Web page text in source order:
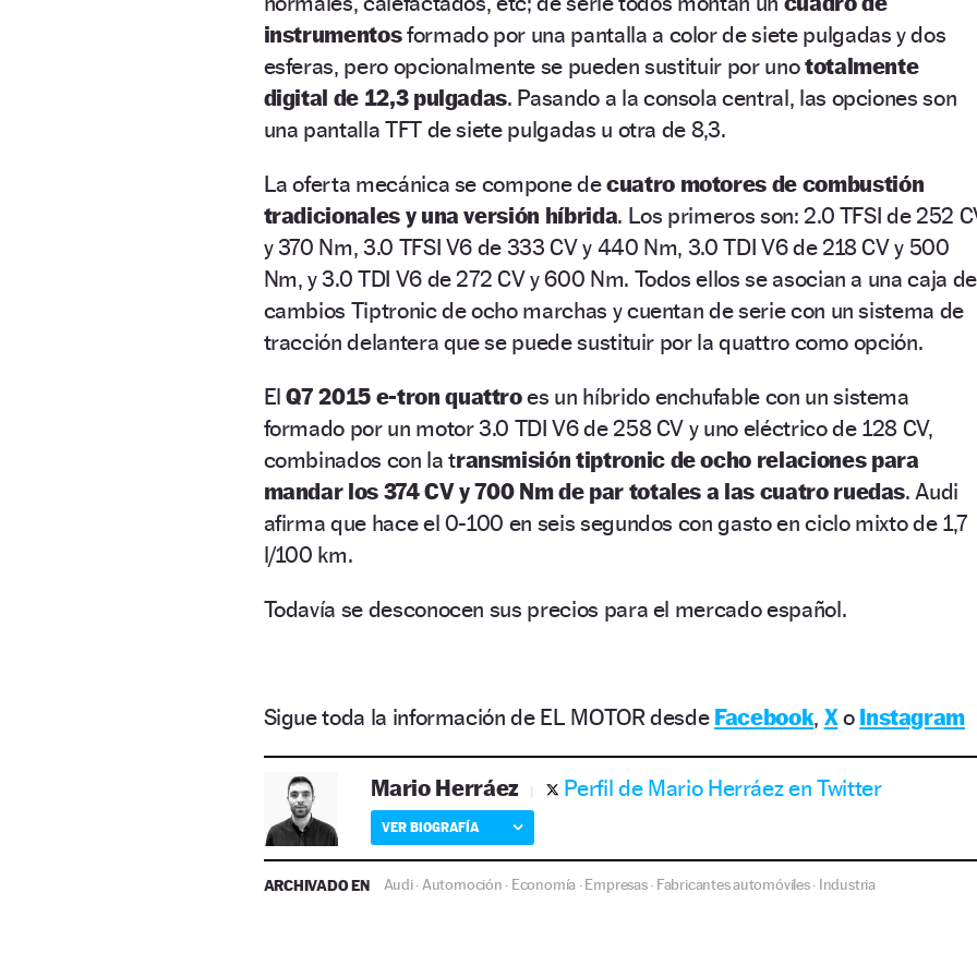
instrumentosformado por una pantalla a color de siete pulgadas y dos
esferas, pero opcionalmente se pueden sustituir por unototalmente
digital de 12,3 pulgadas. Pasando a la consola central, las opciones son
una pantalla TFT de siete pulgadas u otra de 8,3.
La oferta mecánica se compone decuatro motores de combustión
tradicionales y una versión híbrida. Los primeros son: 2.0 TFSI de 252
y 370 Nm, 3.0 TFSI V6 de 333 CV y 440 Nm, 3.0 TDI V6 de 218 CV y 500
Nm, y 3.0 TDI V6 de 272 CV y 600 Nm. Todos ellos se asocian a una caja de
cambios Tiptronic de ocho marchas y cuentan de serie con un sistema de
tracción delantera que se puede sustituir por la quattro como opción.
ElQ7 2015 e-tron quattroes un híbrido enchufable con un sistema
formado por un motor 3.0 TDI V6 de 258 CV y uno eléctrico de 128 CV,
combinados con la transmisión tiptronic de ocho relaciones para
mandar los 374 CV y 700 Nm de par totales a las cuatro ruedas. Audi
afirma que hace el 0-100 en seis segundos con gasto en ciclo mixto de 1,7
l/100 km.
Todavía se desconocen sus precios para el mercado español.
Sigue toda la información de EL MOTOR desde Facebook, Xo Instagram
Mario Herráez Perfil de Mario Herráez en Twitter
VER BIOGRAFÍA
ARCHIVADO EN Audi· Automoción · Economía ·Empresas· Fabricantes automóviles· Industria